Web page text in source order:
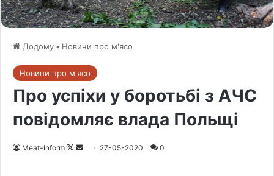
Додому • Новини про м'ясо
Новини про м'ясо
Про успіхи у боротьбі з АЧС
повідомляє влада Польщі
Meat-Inform
F
27-05-2020 0